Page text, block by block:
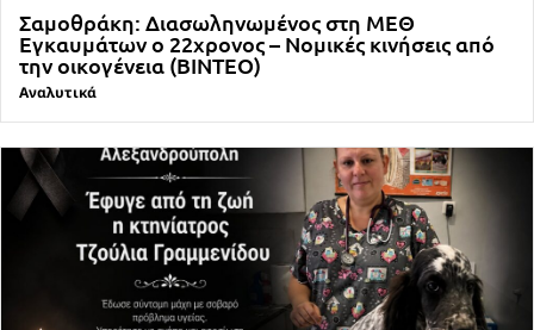
Σαμοθράκη: Διασωληνωμένος στη ΜΕΘ
Εγκαυμάτων ο 22χρονος – Νομικές κινήσεις από
την οικογένεια (ΒΙΝΤΕΟ)
Αναλυτικά